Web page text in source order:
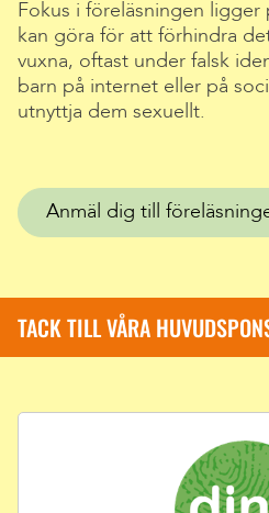
Fokus i föreläsningen
kan göra för att förhindra
vuxna, oftast under falsk
barn på internet eller på
utnyttja dem sexuellt.
Anmäl dig till
TACK TILL VÅRA